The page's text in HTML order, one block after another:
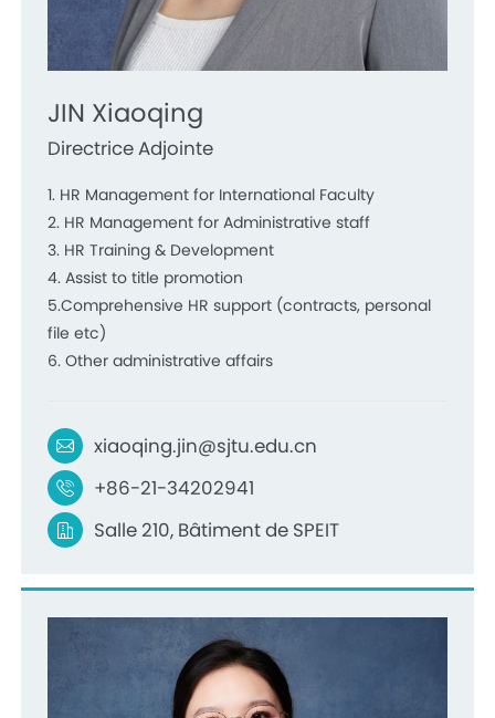
JIN Xiaoqing
Directrice Adjointe
1. HR Management for International Faculty
2. HR Management for Administrative staff
3. HR Training & Development
4. Assist to title promotion
5.Comprehensive HR support (contracts, personal
file etc)
6. Other administrative affairs
xiaoqing.jin@sjtu.edu.cn
+86-21-34202941
Salle 210, Bâtiment de SPEIT